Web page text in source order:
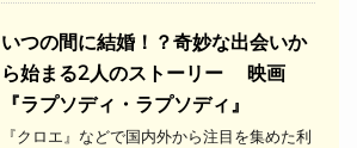
いつの間に結婚！？奇妙な出会いか
ら始まる2人のストーリー 映画
『ラプソディ・ラプソディ』
『クロエ』などで国内外から注目を集めた利